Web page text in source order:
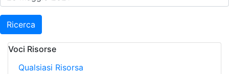
Ricerca
Voci Risorse
Qualsiasi Risorsa